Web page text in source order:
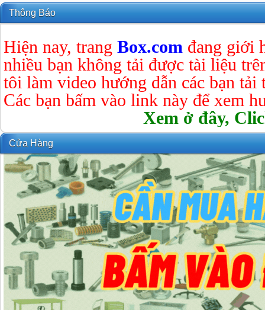
Thông Báo
Hiện nay, trang Box.com đang giới
nhiều bạn không tải được tài liệu
tôi làm video hướng dẫn các bạn tải
Các bạn bấm vào link này để xem
Xem ở đây,
Cửa Hàng